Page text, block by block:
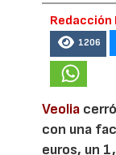
1206
Veolia
con una
euros, un